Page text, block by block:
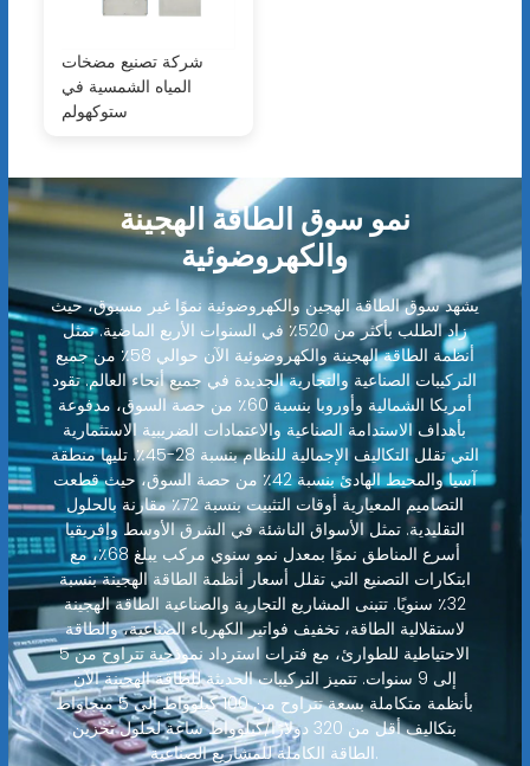
شركة تصنيع مضخات
المياه الشمسية في
ستوكهولم
نمو سوق الطاقة الهجينة
والكهروضوئية
يشهد سوق الطاقة الهجين والكهروضوئية نموًا غير مسبوق، حيث
زاد الطلب بأكثر من 520٪ في السنوات الأربع الماضية. تمثل
أنظمة الطاقة الهجينة والكهروضوئية الآن حوالي 58٪ من جميع
التركيبات الصناعية والتجارية الجديدة في جميع أنحاء العالم. تقود
أمريكا الشمالية وأوروبا بنسبة 60٪ من حصة السوق، مدفوعة
بأهداف الاستدامة الصناعية والاعتمادات الضريبية الاستثمارية
التي تقلل التكاليف الإجمالية للنظام بنسبة 28-45٪. تليها منطقة
آسيا والمحيط الهادئ بنسبة 42٪ من حصة السوق، حيث قطعت
التصاميم المعيارية أوقات التثبيت بنسبة 72٪ مقارنة بالحلول
التقليدية. تمثل الأسواق الناشئة في الشرق الأوسط وإفريقيا
أسرع المناطق نموًا بمعدل نمو سنوي مركب يبلغ 68٪، مع
ابتكارات التصنيع التي تقلل أسعار أنظمة الطاقة الهجينة بنسبة
32٪ سنويًا. تتبنى المشاريع التجارية والصناعية الطاقة الهجينة
لاستقلالية الطاقة، تخفيف فواتير الكهرباء الصناعية، والطاقة
الاحتياطية للطوارئ، مع فترات استرداد نموذجية تتراوح من 5
إلى 9 سنوات. تتميز التركيبات الحديثة للطاقة الهجينة الآن
بأنظمة متكاملة بسعة تتراوح من 100 كيلوواط إلى 5 ميجاواط
بتكاليف أقل من 320 دولارًا/كيلوواط ساعة لحلول تخزين
الطاقة الكاملة للمشاريع الصناعية.